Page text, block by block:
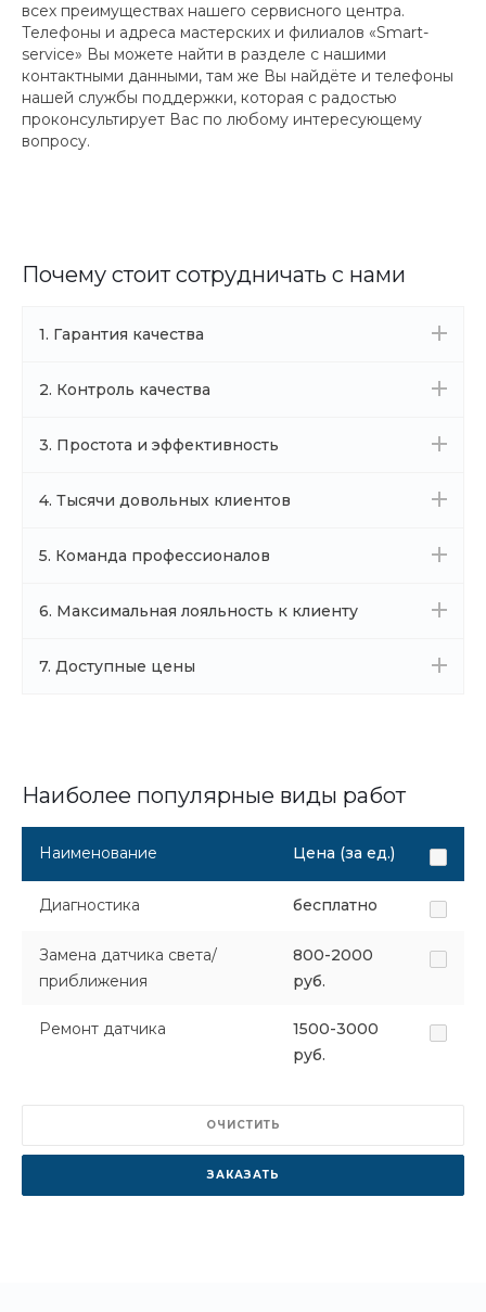
всех преимуществах нашего сервисного центра.
Телефоны и адреса мастерских и филиалов «Smart-
service» Вы можете найти в разделе с нашими
контактными данными, там же Вы найдёте и телефоны
нашей службы поддержки, которая с радостью
проконсультирует Вас по любому интересующему
вопросу.
Почему стоит сотрудничать с нами
1. Гарантия качества
2. Контроль качества
3. Простота и эффективность
4. Тысячи довольных клиентов
5. Команда профессионалов
6. Максимальная лояльность к клиенту
7. Доступные цены
Наиболее популярные виды работ
Наименование Цена (за ед.)
Диагностика бесплатно
Замена датчика света/
приближения
800-2000
руб.
Ремонт датчика
1500-3000
руб.
ОЧИСТИТЬ
ЗАКАЗАТЬ